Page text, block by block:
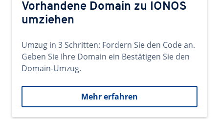
Vorhandene Domain zu IONOS
umziehen
Umzug in 3 Schritten: Fordern Sie den Code an.
Geben Sie Ihre Domain ein Bestätigen Sie den
Domain-Umzug.
Mehr erfahren